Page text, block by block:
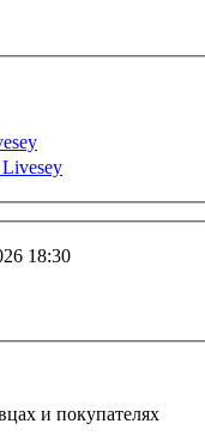
18:30
и покупателях